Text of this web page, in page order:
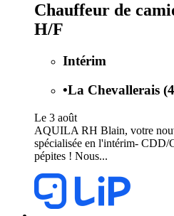
Chauffeur de
H/F
Intérim
•La Chevallerais
Le 3 août
AQUILA RH Blain, votre
spécialisée en l'intérim- CDD/
pépites ! Nous...